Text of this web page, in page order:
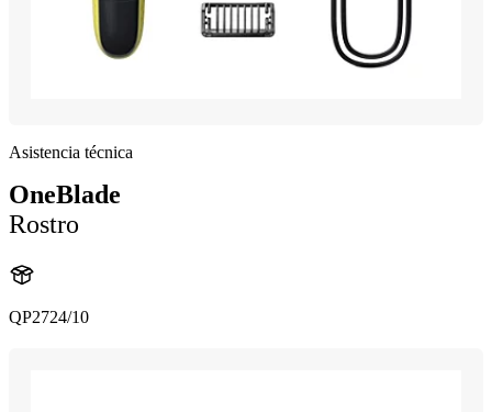
Asistencia técnica
OneBlade
Rostro
QP2724/10